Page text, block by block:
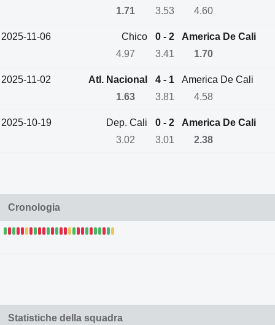
1.71
3.53 4.60
2025-11-06 Chico 0 - 2
America De Cali
4.97
3.41 1.70
2025-11-02 Atl. Nacional 4 - 1
America De Cali
1.63
3.81 4.58
2025-10-19 Dep. Cali 0 - 2
America De Cali
3.02
3.01 2.38
Cronologia
Statistiche della squadra